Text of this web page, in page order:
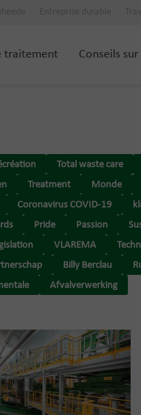
traitement Conseils
Total waste care
Treatment Monde
Coronavirus COVID-19
Pride Passion
VLAREMA
Billy Berclau
Afvalverwerking